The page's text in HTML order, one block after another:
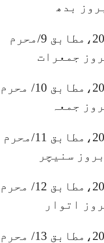
بدھ
25/ جون 2026،مطابق 9/محرم
جمعرات
26/ جون 2026،مطابق 10/ محرم
جمعہ
27/ جون 2026،مطابق 11/محرم
سنیچر
28/ جون 2026،مطابق 12/ محرم
اتوار
29/ جون 2026،مطابق 13/ محرم